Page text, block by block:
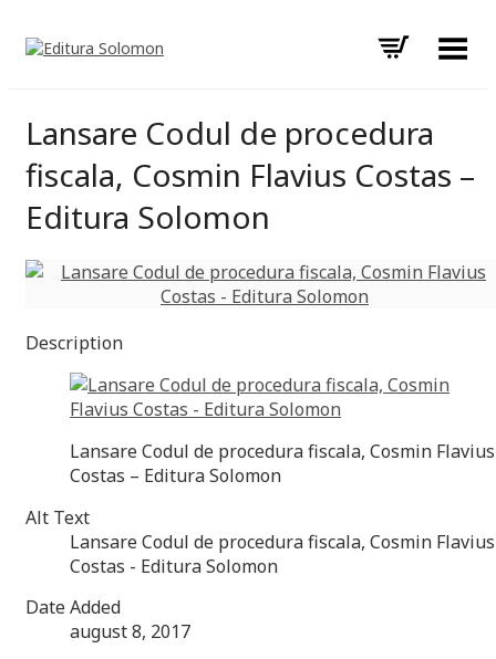
Toggle Menu
Lansare Codul de procedura
fiscala, Cosmin Flavius Costas –
Editura Solomon
Description
Lansare Codul de procedura fiscala, Cosmin Flavius
Costas – Editura Solomon
Alt Text
Lansare Codul de procedura fiscala, Cosmin Flavius
Costas - Editura Solomon
Date Added
august 8, 2017